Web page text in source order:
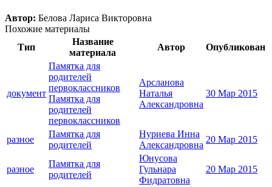
Автор: Белова Лариса Викторовна
Похожие материалы
Тип
Название
материала
Автор Опубликован
документ
Памятка для
родителей
первоклассников
Памятка для
родителей
первоклассников
Арсланова
Наталья
Александровна
30 Мар 2015
разное
Памятка для
родителей
Нуриева Инна
Александровна
20 Мар 2015
разное
Памятка для
родителей
Юнусова
Гульнара
Фидратовна
20 Мар 2015